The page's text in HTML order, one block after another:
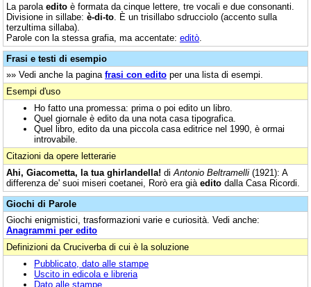
La parola edito è formata da cinque lettere, tre vocali e due consonanti.
Divisione in sillabe: è-di-to . È un trisillabo sdrucciolo (accento sulla
terzultima sillaba).
Parole con la stessa grafia, ma accentate: editò
Frasi e testi di esempio
»» Vedi anche la pagina frasi con edito per una lista di esempi.
Esempi d'uso
Ho fatto una promessa: prima o poi edito un libro.
Quel giornale è edito da una nota casa tipografica.
Quel libro, edito da una piccola casa editrice nel 1990, è ormai
introvabile.
Citazioni da opere letterarie
Ahi, Giacometta, la tua ghirlandella! di Antonio Beltramelli (1921): A
differenza de' suoi miseri coetanei, Rorò era già edito dalla Casa Ricordi.
Giochi di Parole
Giochi enigmistici, trasformazioni varie e curiosità. Vedi anche:
Anagrammi per edito
Definizioni da Cruciverba di cui è la soluzione
Pubblicato, dato alle stampe
Uscito in edicola e libreria
Dato alle stampe